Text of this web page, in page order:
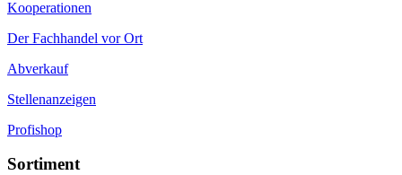
Kooperationen
Der Fachhandel vor Ort
Abverkauf
Stellenanzeigen
Profishop
Sortiment